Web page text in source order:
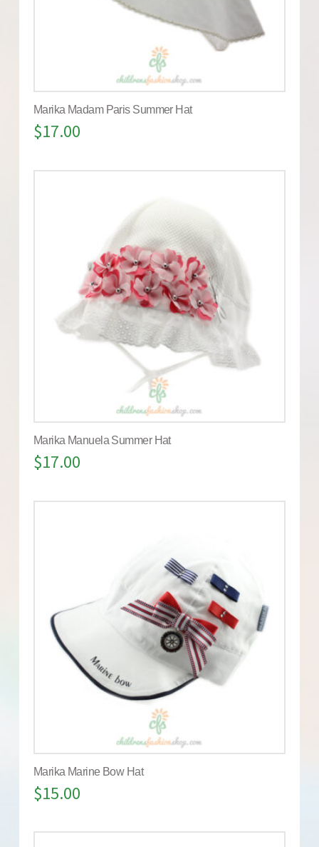
Marika Madam Paris Summer Hat
$17.00
Marika Manuela Summer Hat
$17.00
Marika Marine Bow Hat
$15.00